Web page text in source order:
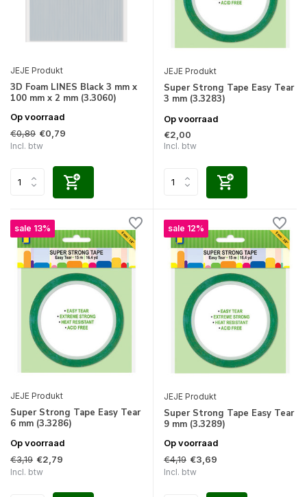
JEJE Produkt
3D Foam LINES Black 3 mm x
100 mm x 2 mm (3.3060)
Op voorraad
€0,89 €0,79
Incl. btw
JEJE Produkt
Super Strong Tape Easy Tear
3 mm (3.3283)
Op voorraad
€2,00
Incl. btw
sale 13%
JEJE Produkt
Super Strong Tape Easy Tear
6 mm (3.3286)
Op voorraad
€3,19 €2,79
Incl. btw
sale 12%
JEJE Produkt
Super Strong Tape Easy Tear
9 mm (3.3289)
Op voorraad
€4,19 €3,69
Incl. btw